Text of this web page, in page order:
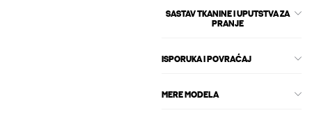
SASTAV TKANINE I UPUTSTVA ZA
PRANJE
ISPORUKA I POVRAĆAJ
MERE MODELA